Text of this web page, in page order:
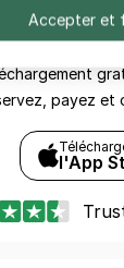
est présent
payez et
l'App
Accepter et